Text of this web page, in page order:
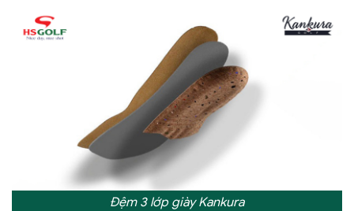
Đệm 3 lớp giày Kankura